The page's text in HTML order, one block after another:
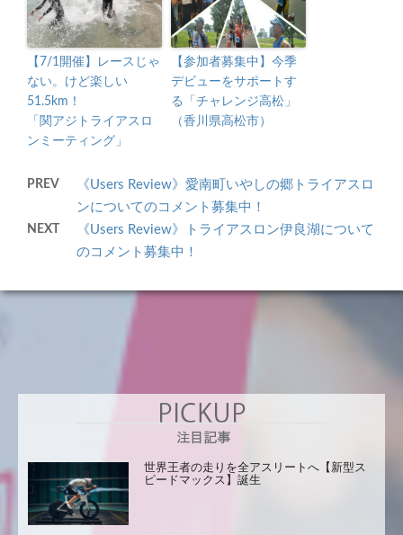
【7/1開催】レースじゃ
ない。けど楽しい
51.5km！
「関アジトライアスロ
ンミーティング」
【参加者募集中】今季
デビューをサポートす
る「チャレンジ高松」
（香川県高松市）
PREV
《Users Review》愛南町いやしの郷トライアスロ
ンについてのコメント募集中！
NEXT
《Users Review》トライアスロン伊良湖について
のコメント募集中！
世界王者の走りを全アスリートへ【新型ス
ピードマックス】誕生